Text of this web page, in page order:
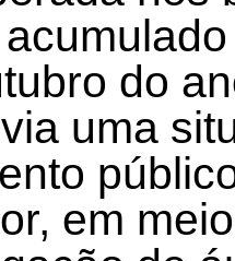
do
uma
em